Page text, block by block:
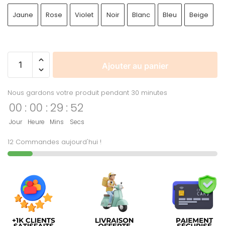
Jaune Rose Violet Noir Blanc Bleu Beige
Ajouter au panier
Nous gardons votre produit pendant 30 minutes
00
Jour
: 00
Heure
: 29
Mins
: 52
Secs
12 Commandes aujourd'hui !